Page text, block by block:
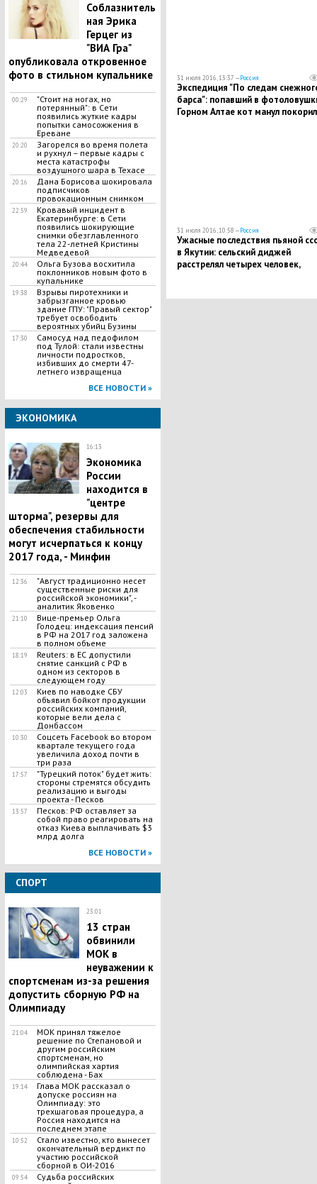
Соблазнитель
ная Эрика
Герцег из
"ВИА Гра"
опубликовала откровенное
фото в стильном купальнике
00:29
"Стоит на ногах, но
потерянный": в Сети
появились жуткие кадры
попытки самосожжения в
Ереване
20:20
Загорелся во время полета
и рухнул – первые кадры с
места катастрофы
воздушного шара в Техасе
20:16
Дана Борисова шокировала
подписчиков
провокационным снимком
22:59
Кровавый инцидент в
Екатеринбурге: в Сети
появились шокирующие
снимки обезглавленного
тела 22-летней Кристины
Медведевой
20:44
Ольга Бузова восхитила
поклонников новым фото в
купальнике
19:38
Взрывы пиротехники и
забрызганное кровью
здание ГПУ: "Правый сектор"
требует освободить
вероятных убийц Бузины
17:30
​Самосуд над педофилом
под Тулой: стали известны
личности подростков,
избивших до смерти 47-
летнего извращенца
ВСЕ НОВОСТИ »
ЭКОНОМИКА
16:13
Экономика
России
находится в
"центре
шторма", резервы для
обеспечения стабильности
могут исчерпаться к концу
2017 года, - Минфин
12:36
"Август традиционно несет
существенные риски для
российской экономики", -
аналитик Яковенко
21:10
Вице-премьер Ольга
Голодец: индексация пенсий
в РФ на 2017 год заложена
в полном объеме
18:19
Reuters: в ЕС допустили
снятие санкций с РФ в
одном из секторов в
следующем году
12:03
Киев по наводке СБУ
объявил бойкот продукции
российских компаний,
которые вели дела с
Донбассом
10:30
Соцсеть Facebook во втором
квартале текущего года
увеличила доход почти в
три раза
17:57
"Турецкий поток" будет жить:
стороны стремятся обсудить
реализацию и выгоды
проекта - Песков
13:57
Песков: РФ оставляет за
собой право реагировать на
отказ Киева выплачивать $3
млрд долга
ВСЕ НОВОСТИ »
СПОРТ
23:01
13 стран
обвинили
МОК в
неуважении к
спортсменам из-за решения
допустить сборную РФ на
Олимпиаду
21:04
МОК принял тяжелое
решение по Степановой и
другим российским
спортсменам, но
олимпийская хартия
соблюдена - Бах
19:14
Глава МОК рассказал о
допуске россиян на
Олимпиаду: это
трехшаговая процедура, а
Россия находится на
последнем этапе
10:52
Стало известно, кто вынесет
окончательный вердикт по
участию российской
сборной в ОИ-2016
09:54
Судьба российских
31 июля 2016, 13:37 —Россия
Экспедиция "По следам
барса": попавший в
Горном Алтае кот манул покорил
31 июля 2016, 10:58 —Россия
​Ужасные последствия пьяной
в Якутии: сельский диджей
расстрелял четырех человек,